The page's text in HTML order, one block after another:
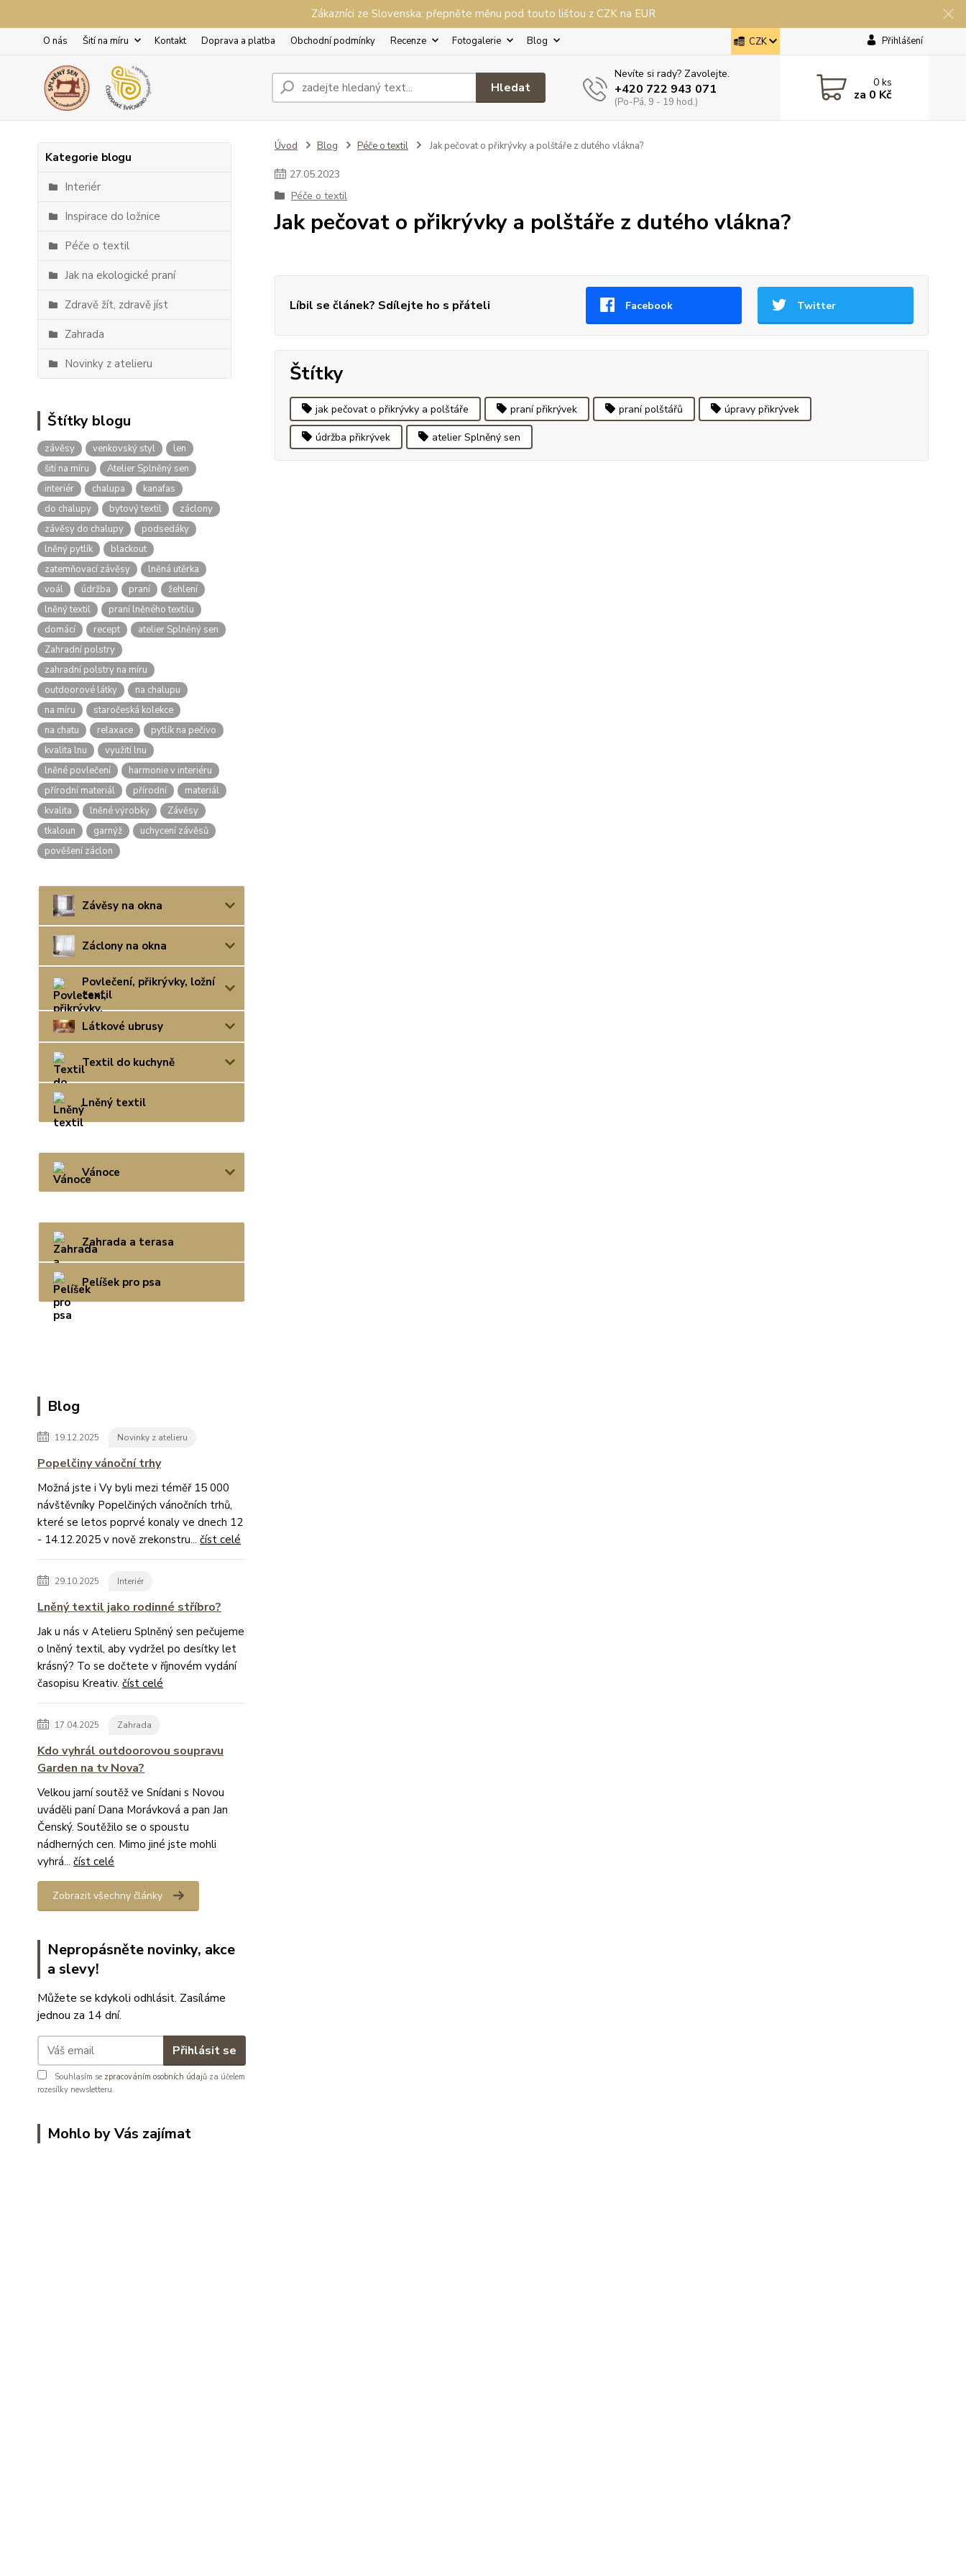
Zákazníci ze Slovenska: přepněte měnu pod touto lištou z CZK na EUR
O nás Šití na míru Kontakt Doprava a platba Obchodní podmínky Recenze Fotogalerie Blog CZK Přihlášení
Hledat
Nevíte si rady? Zavolejte.
+420 722 943 071
(Po-Pá, 9 - 19 hod.)
0ks
za 0 Kč
Kategorie blogu
Interiér
Inspirace do ložnice
Péče o textil
Jak na ekologické praní
Zdravě žít, zdravě jíst
Zahrada
Novinky z atelieru
Štítky blogu
závěsy venkovský styl
len
šití na míru
Atelier Splněný sen
interiér
chalupa
kanafas
do chalupy
bytový textil
záclony
závěsy do chalupy
podsedáky
lněný pytlík
blackout
zatemňovací závěsy
lněná utěrka
voál
údržba praní
žehlení
lněný textil
praní lněného textilu
domácí
recept
atelier Splněný sen
Zahradní polstry
zahradní polstry na míru
outdoorové látky
na chalupu
na míru
staročeská kolekce
na chatu
relaxace
pytlík na pečivo
kvalita lnu
využití lnu
lněné povlečení
harmonie v interiéru
přírodní materiál
přírodní
materiál
kvalita
lněné výrobky
Závěsy
tkaloun
garnýž
uchycení závěsů
pověšení záclon
Závěsy na okna
Záclony na okna
Povlečení, přikrývky, ložní
textil
Látkové ubrusy
Textil do kuchyně
Lněný textil
Vánoce
Zahrada a terasa
Pelíšek pro psa
Blog
19.12.2025 Novinky z atelieru
Popelčiny vánoční trhy
Možná jste i Vy byli mezi téměř 15 000
návštěvníky Popelčiných vánočních trhů,
které se letos poprvé konaly ve dnech 12
- 14.12.2025 v nově zrekonstru... číst celé
29.10.2025 Interiér
Lněný textil jako rodinné stříbro?
Jak u nás v Atelieru Splněný sen pečujeme
o lněný textil, aby vydržel po desítky let
krásný? To se dočtete v říjnovém vydání
časopisu Kreativ. číst celé
17.04.2025 Zahrada
Kdo vyhrál outdoorovou soupravu
Garden na tv Nova?
Velkou jarní soutěž ve Snídani s Novou
uváděli paní Dana Morávková a pan Jan
Čenský. Soutěžilo se o spoustu
nádherných cen. Mimo jiné jste mohli
vyhrá... číst celé
Zobrazit všechny články
Nepropásněte novinky, akce
a slevy!
Můžete se kdykoli odhlásit. Zasíláme
jednou za 14 dní.
Přihlásit se
Souhlasím se zpracováním osobních údajů za účelem
rozesílky newsletteru.
Mohlo by Vás zajímat
Úvod Blog Péče o textil Jak pečovat o přikrývky a polštáře z dutého vlákna?
27.05.2023
Péče o textil
Jak pečovat o přikrývky a polštáře z dutého vlákna?
Líbil se článek? Sdílejte ho s přáteli Facebook Twitter
Štítky
jak pečovat o přikrývky a polštáře praní přikrývek praní polštářů úpravy přikrývek
údržba přikrývek atelier Splněný sen